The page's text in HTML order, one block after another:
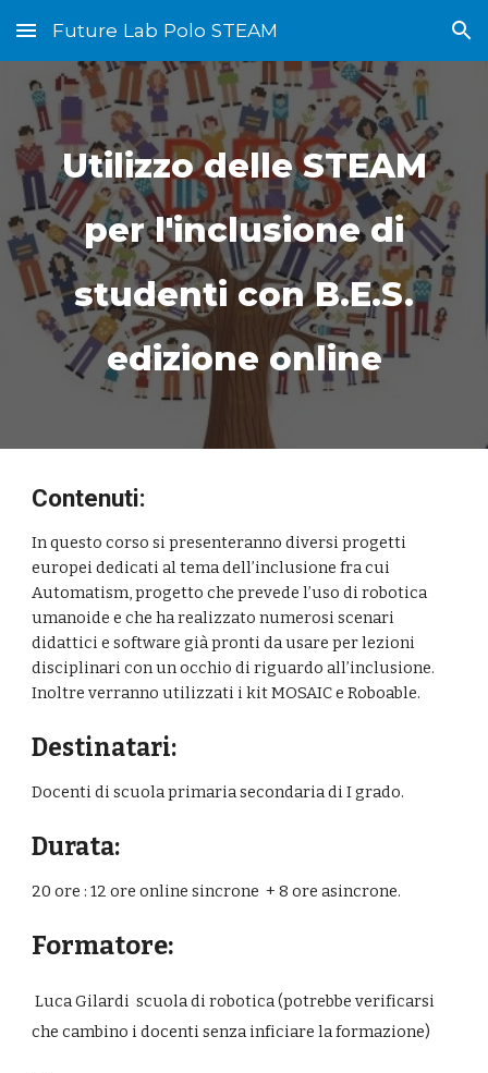
Skip to main content Skip to navigation
Future Lab Polo STEAM
Utilizzo delle STEAM
per l'inclusione di
studenti con B.E.S.
edizione online
Contenuti:
In questo corso si presenteranno diversi progetti
europei dedicati al tema dell’inclusione fra cui
Automatism, progetto che prevede l’uso di robotica
umanoide e che ha realizzato numerosi scenari
didattici e software già pronti da usare per lezioni
disciplinari con un occhio di riguardo all’inclusione.
Inoltre verranno utilizzati i kit MOSAIC e Roboable.
Destinatari:
Docenti di scuola primaria secondaria di I grado.
Durata:
20 ore : 12 ore online sincrone + 8 ore asincrone.
Formatore:
Luca Gilardi scuola di robotica (potrebbe verificarsi
che cambino i docenti senza inficiare la formazione)